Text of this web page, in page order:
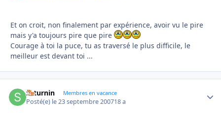
Et on croit, non finalement par expérience, avoir vu le pire
mais y'a toujours pire que pire
Courage à toi la puce, tu as traversé le plus difficile, le
meilleur est devant toi ...
saturnin Membres en vacance
Posté(e) le 23 septembre 200718 a